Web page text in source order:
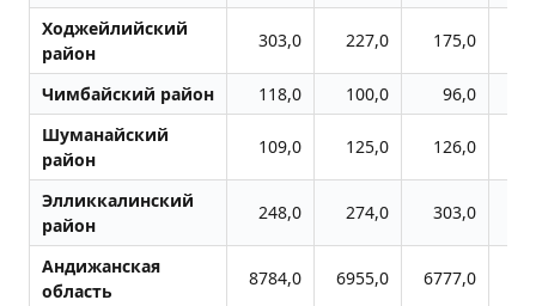
Ходжейлийский
район
303,0 227,0 175,0
Чимбайский район 118,0 100,0 96,0
Шуманайский
район
109,0 125,0 126,0
Элликкалинский
район
248,0 274,0 303,0
Андижанская
область
8784,0 6955,0 6777,0